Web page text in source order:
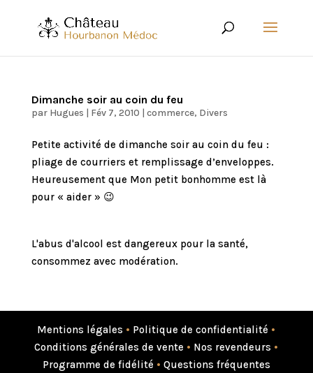
Dimanche soir au coin du feu
par Hugues | Fév 7, 2010 | commerce, Divers
Petite activité de dimanche soir au coin du feu :
pliage de courriers et remplissage d’enveloppes.
Heureusement que Mon petit bonhomme est là
pour « aider » 😉
L'abus d'alcool est dangereux pour la santé,
consommez avec modération.
Mentions légales • Politique de confidentialité •
Conditions générales de vente • Nos revendeurs •
Programme de fidélité • Questions fréquentes